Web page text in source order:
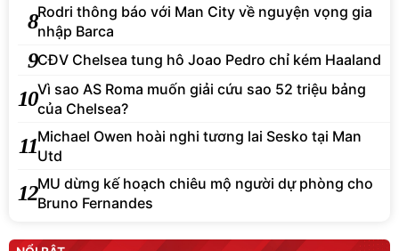
8Rodri thông báo với Man City về nguyện vọng gia
nhập Barca
9CĐV Chelsea tung hô Joao Pedro chỉ kém Haaland
10Vì sao AS Roma muốn giải cứu sao 52 triệu bảng
của Chelsea?
11Michael Owen hoài nghi tương lai Sesko tại Man
Utd
12MU dừng kế hoạch chiêu mộ người dự phòng cho
Bruno Fernandes